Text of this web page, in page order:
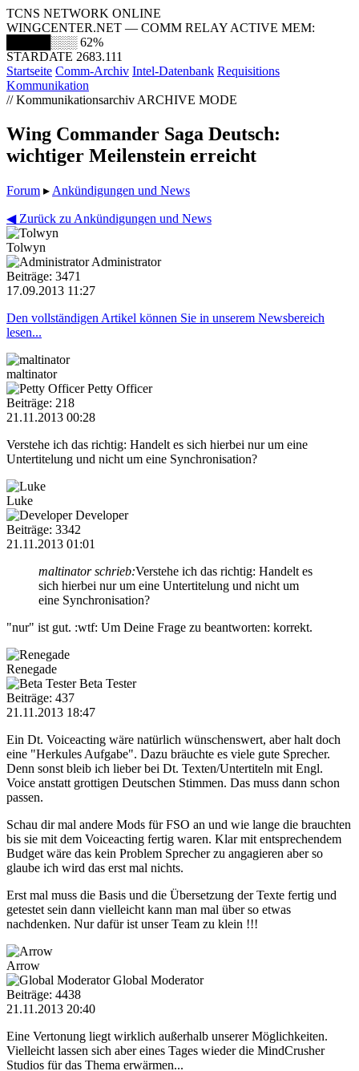
TCNS NETWORK ONLINE
WINGCENTER.NET — COMM RELAY ACTIVE MEM:
█████░░░ 62%
STARDATE 2683.111
Startseite Comm-Archiv Intel-Datenbank Requisitions
Kommunikation
// Kommunikationsarchiv ARCHIVE MODE
Wing Commander Saga Deutsch:
wichtiger Meilenstein erreicht
Forum ▸ Ankündigungen und News
◀ Zurück zu Ankündigungen und News
Tolwyn
Administrator
Beiträge: 3471
17.09.2013 11:27
Den vollständigen Artikel können Sie in unserem Newsbereich
lesen...
maltinator
Petty Officer
Beiträge: 218
21.11.2013 00:28
Verstehe ich das richtig: Handelt es sich hierbei nur um eine
Untertitelung und nicht um eine Synchronisation?
Luke
Developer
Beiträge: 3342
21.11.2013 01:01
maltinator schrieb:Verstehe ich das richtig: Handelt es
sich hierbei nur um eine Untertitelung und nicht um
eine Synchronisation?
"nur" ist gut. :wtf: Um Deine Frage zu beantworten: korrekt.
Renegade
Beta Tester
Beiträge: 437
21.11.2013 18:47
Ein Dt. Voiceacting wäre natürlich wünschenswert, aber halt doch
eine "Herkules Aufgabe". Dazu bräuchte es viele gute Sprecher.
Denn sonst bleib ich lieber bei Dt. Texten/Untertiteln mit Engl.
Voice anstatt grottigen Deutschen Stimmen. Das muss dann schon
passen.
Schau dir mal andere Mods für FSO an und wie lange die brauchten
bis sie mit dem Voiceacting fertig waren. Klar mit entsprechendem
Budget wäre das kein Problem Sprecher zu angagieren aber so
glaube ich wird das erst mal nichts.
Erst mal muss die Basis und die Übersetzung der Texte fertig und
getestet sein dann vielleicht kann man mal über so etwas
nachdenken. Nur dafür ist unser Team zu klein !!!
Arrow
Global Moderator
Beiträge: 4438
21.11.2013 20:40
Eine Vertonung liegt wirklich außerhalb unserer Möglichkeiten.
Vielleicht lassen sich aber eines Tages wieder die MindCrusher
Studios für das Thema erwärmen...